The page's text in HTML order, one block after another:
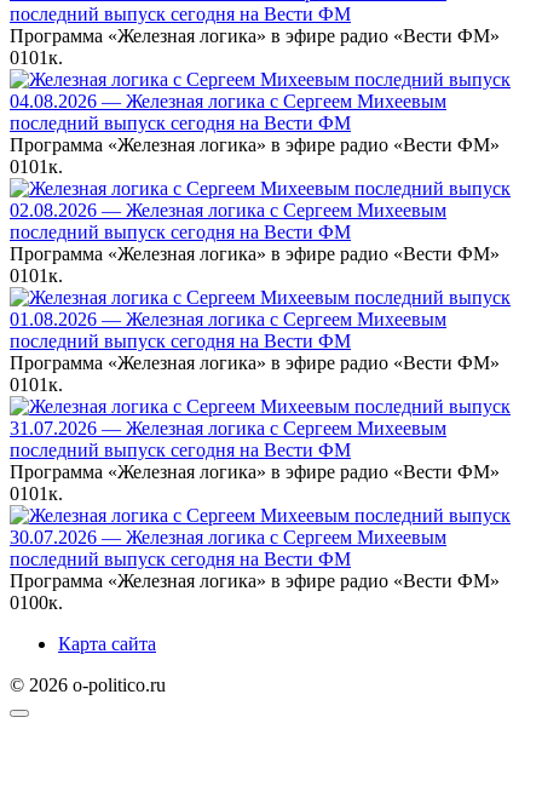
последний выпуск сегодня на Вести ФМ
Программа «Железная логика» в эфире радио «Вести ФМ»
0101к.
04.08.2026 — Железная логика с Сергеем Михеевым
последний выпуск сегодня на Вести ФМ
Программа «Железная логика» в эфире радио «Вести ФМ»
0101к.
02.08.2026 — Железная логика с Сергеем Михеевым
последний выпуск сегодня на Вести ФМ
Программа «Железная логика» в эфире радио «Вести ФМ»
0101к.
01.08.2026 — Железная логика с Сергеем Михеевым
последний выпуск сегодня на Вести ФМ
Программа «Железная логика» в эфире радио «Вести ФМ»
0101к.
31.07.2026 — Железная логика с Сергеем Михеевым
последний выпуск сегодня на Вести ФМ
Программа «Железная логика» в эфире радио «Вести ФМ»
0101к.
30.07.2026 — Железная логика с Сергеем Михеевым
последний выпуск сегодня на Вести ФМ
Программа «Железная логика» в эфире радио «Вести ФМ»
0100к.
Карта сайта
© 2026 o-politico.ru